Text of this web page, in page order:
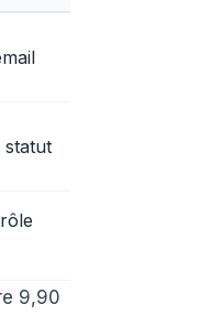
statut
9,90